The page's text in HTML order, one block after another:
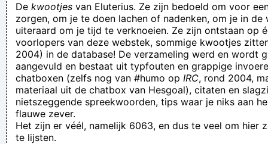
... Je voelt je thúis!
I noticed on my bottle of shampoo the instructions "lather,
rince, repeat" - could someone tell me when to stop? I have
been washing my hair for three weeks now, surely it must be
clean
Ah, Satan sees Natasha!
La muerte de una mascota es tan dolorosa como despedir a
De kwootjes van Eluterius. Ze zijn bedoeld om voor
zorgen, om je te doen lachen of nadenken, om je in de
uiteraard om je tijd te verknoeien. Ze zijn ontstaan op
voorlopers van deze webstek, sommige kwootjes
2004) in de database! De verzameling werd en wordt
aangevuld en bestaat uit typfouten en grappige
chatboxen (zelfs nog van #humo op IRC, rond 2004,
materiaal uit de chatbox van Hesgoal), citaten en
nietszeggende spreekwoorden, tips waar je niks aan
flauwe zever.
Het zijn er véél, namelijk 6063, en dus te veel om hier
te lijsten.